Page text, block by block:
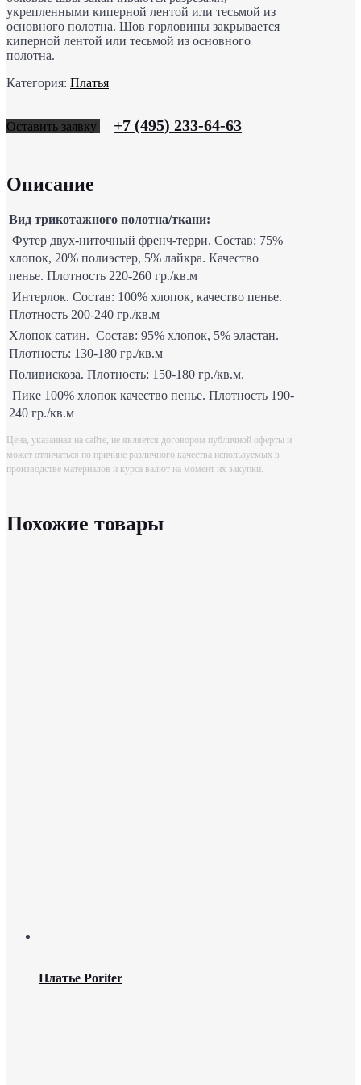
укрепленными киперной лентой или тесьмой из
основного полотна. Шов горловины закрывается
киперной лентой или тесьмой из основного
полотна.
Категория: Платья
Оставить заявку +7 (495) 233-64-63
Описание
Вид трикотажного полотна/ткани:
Футер двух-ниточный френч-терри. Состав: 75%
хлопок, 20% полиэстер, 5% лайкра. Качество
пенье. Плотность 220-260 гр./кв.м
Интерлок. Состав: 100% хлопок, качество пенье.
Плотность 200-240 гр./кв.м
Хлопок сатин. Состав: 95% хлопок, 5% эластан.
Плотность: 130-180 гр./кв.м
Поливискоза. Плотность: 150-180 гр./кв.м.
Пике 100% хлопок качество пенье. Плотность 190-
240 гр./кв.м
Цена, указанная на сайте, не является договором публичной оферты и
может отличаться по причине различного качества используемых в
производстве материалов и курса валют на момент их закупки.
Похожие товары
Платье Poriter